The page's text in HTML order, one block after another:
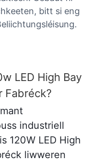
bitt si eng
LED High Bay
Fabréck?
industriell
120W LED High
liwweren